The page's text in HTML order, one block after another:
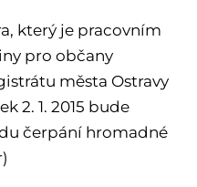
který je pracovním
pro občany
města Ostravy
2. 1. 2015 bude
čerpání hromadné